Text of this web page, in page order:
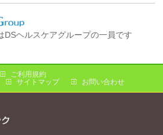
DSヘルスケアグループの一員です
ご利用規約
サイトマップ お問い合わせ